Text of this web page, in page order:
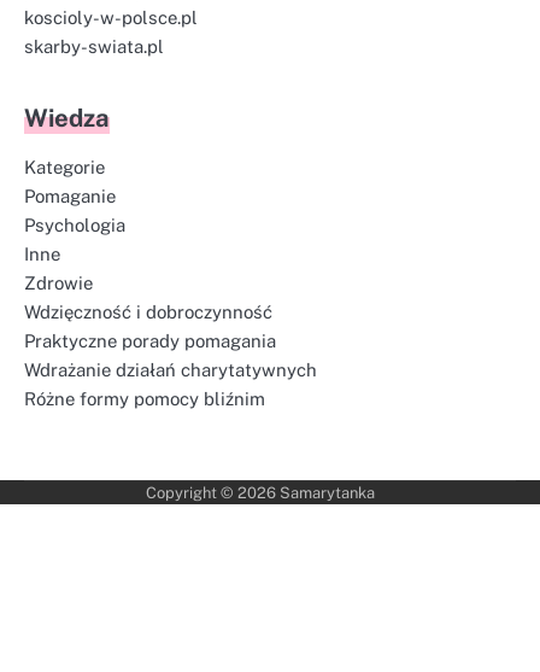
koscioly-w-polsce.pl
skarby-swiata.pl
Wiedza
Kategorie
Pomaganie
Psychologia
Inne
Zdrowie
Wdzięczność i dobroczynność
Praktyczne porady pomagania
Wdrażanie działań charytatywnych
Różne formy pomocy bliźnim
Copyright © 2026 Samarytanka